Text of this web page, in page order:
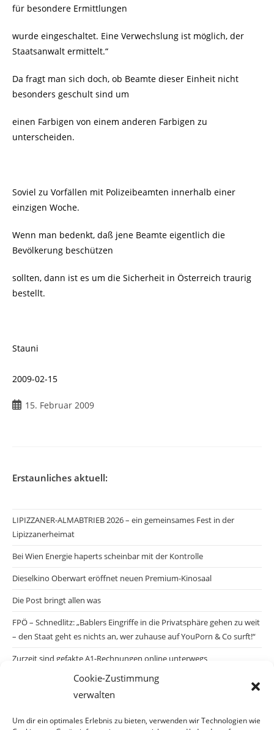
Cookie-Zustimmung
verwalten
Um dir ein optimales Erlebnis zu bieten, verwenden wir Technologien wie
für besondere Ermittlungen
wurde eingeschaltet. Eine Verwechslung ist möglich, der
Staatsanwalt ermittelt.“
Da fragt man sich doch, ob Beamte dieser Einheit nicht
besonders geschult sind um
einen Farbigen von einem anderen Farbigen zu
unterscheiden.
Soviel zu Vorfällen mit Polizeibeamten innerhalb einer
einzigen Woche.
Wenn man bedenkt, daß jene Beamte eigentlich die
Bevölkerung beschützen
sollten, dann ist es um die Sicherheit in Österreich traurig
bestellt.
Stauni
2009-02-15
Beitrag15. Februar 2009
Erstaunliches aktuell:
LIPIZZANER-ALMABTRIEB 2026 – ein gemeinsames Fest in der
Lipizzanerheimat
Bei Wien Energie haperts scheinbar mit der Kontrolle
Dieselkino Oberwart eröffnet neuen Premium-Kinosaal
Die Post bringt allen was
FPÖ – Schnedlitz: „Bablers Eingriffe in die Privatsphäre gehen zu weit
– den Staat geht es nichts an, wer zuhause auf YouPorn & Co surft!“
Zurzeit sind gefakte A1-Rechnungen online unterwegs
Salzburgs Juden und ihre Sicherheit: „Erst nach einem Anschlag wäre
die Gefahr endlich konkret!“
Biologisches Wunder in Ceuta